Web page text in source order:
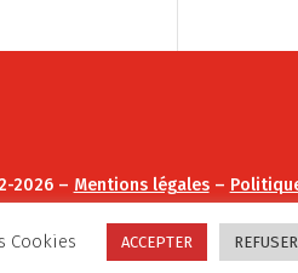
2026 – Mentions légales–
Cookies ACCEPTER REFUSER